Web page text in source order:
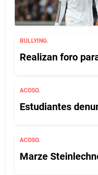
BULLYING.
Realizan foro
ACOSO.
Estudiantes
ACOSO.
Marze